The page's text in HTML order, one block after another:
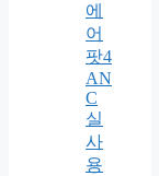
에
어
팟4
AN
C
실
사
용